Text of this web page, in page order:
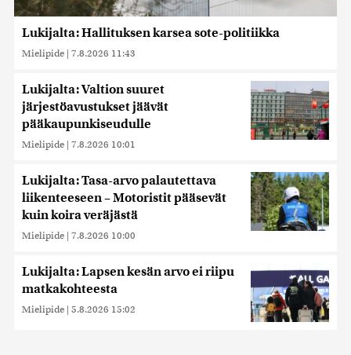
Lukijalta: Hallituksen karsea sote-politiikka
Mielipide | 7.8.2026 11:43
Lukijalta: Valtion suuret
järjestöavustukset jäävät
pääkaupunkiseudulle
Mielipide | 7.8.2026 10:01
Lukijalta: Tasa-arvo palautettava
liikenteeseen – Motoristit pääsevät
kuin koira veräjästä
Mielipide | 7.8.2026 10:00
Lukijalta: Lapsen kesän arvo ei riipu
matkakohteesta
Mielipide | 5.8.2026 15:02